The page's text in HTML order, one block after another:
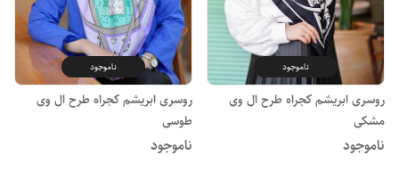
ناموجود
روسری ابریشم کجراه طرح ال وی
مشکی
ناموجود
ناموجود
روسری ابریشم کجراه طرح ال وی
طوسی
ناموجود